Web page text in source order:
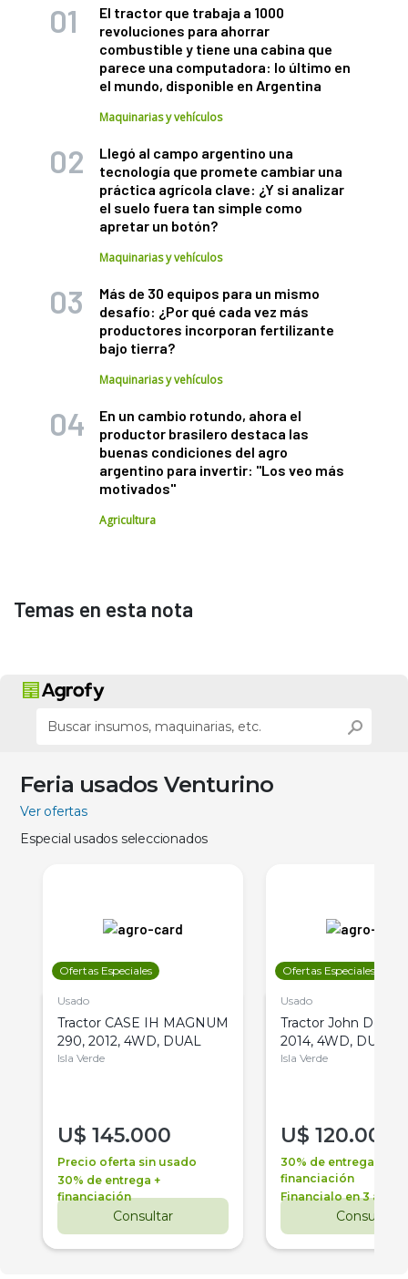
El tractor que trabaja a 1000
revoluciones para ahorrar
combustible y tiene una cabina que
parece una computadora: lo último en
el mundo, disponible en Argentina
Maquinarias y vehículos
Llegó al campo argentino una
tecnología que promete cambiar una
práctica agrícola clave: ¿Y si analizar
el suelo fuera tan simple como
apretar un botón?
Maquinarias y vehículos
Más de 30 equipos para un mismo
desafío: ¿Por qué cada vez más
productores incorporan fertilizante
bajo tierra?
Maquinarias y vehículos
En un cambio rotundo, ahora el
productor brasilero destaca las
buenas condiciones del agro
argentino para invertir: "Los veo más
motivados"
Agricultura
Temas en esta nota
Feria usados Venturino
Ver ofertas
Especial usados seleccionados
Ofertas Especiales
Usado
Tractor CASE IH MAGNUM
290, 2012, 4WD, DUAL
Isla Verde
U$ 145.000
Precio oferta sin usado
30% de entrega +
financiación
Consultar
Ofertas Especiales
Usado
Tractor John Deere
2014, 4WD, DUAL
Isla Verde
U$ 120.000
30% de entrega +
financiación
Financialo en 3 años
Consultar